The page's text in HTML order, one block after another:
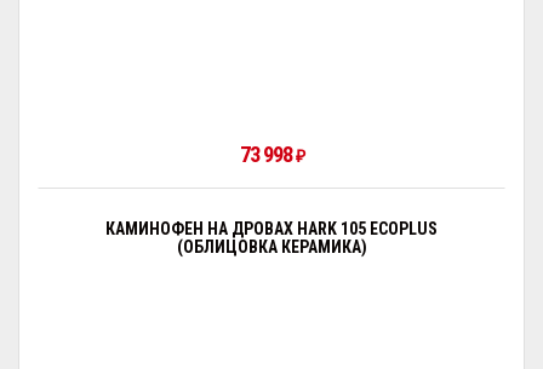
73 998 ₽
КАМИНОФЕН НА ДРОВАХ HARK 105 ECOPLUS
(ОБЛИЦОВКА КЕРАМИКА)